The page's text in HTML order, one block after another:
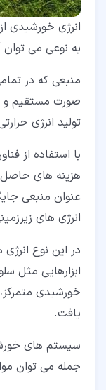
انرژی خورشیدی
به نوعی می توان
منبعی که در
صورت مستقیم و
تولید انرژی
با استفاده از
هزینه های حاصل
عنوان منبعی
انرژی های
در این نوع انرژی
ابزارهایی مثل
خورشیدی
یافت.
سیستم های
جمله می توان